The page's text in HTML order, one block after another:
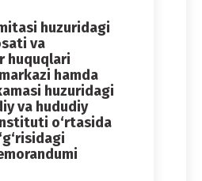
huzuridagi
va
huquqlari
hamda
huzuridagi
va hududiy
o‘rtasida